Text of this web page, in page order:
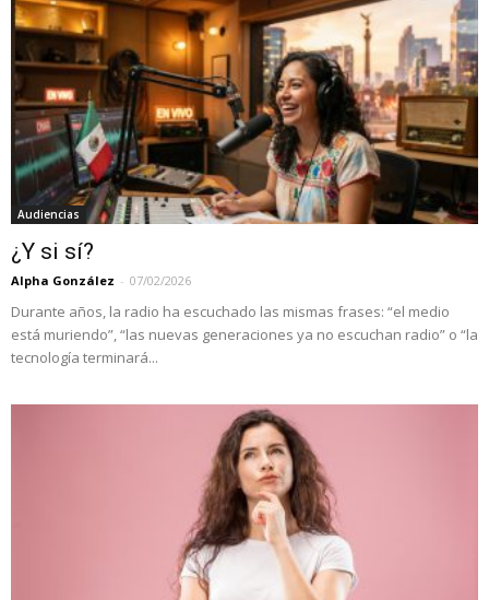
Audiencias
¿Y si sí?
Alpha González - 07/02/2026
Durante años, la radio ha escuchado las mismas frases: “el medio
está muriendo”, “las nuevas generaciones ya no escuchan radio” o “la
tecnología terminará...